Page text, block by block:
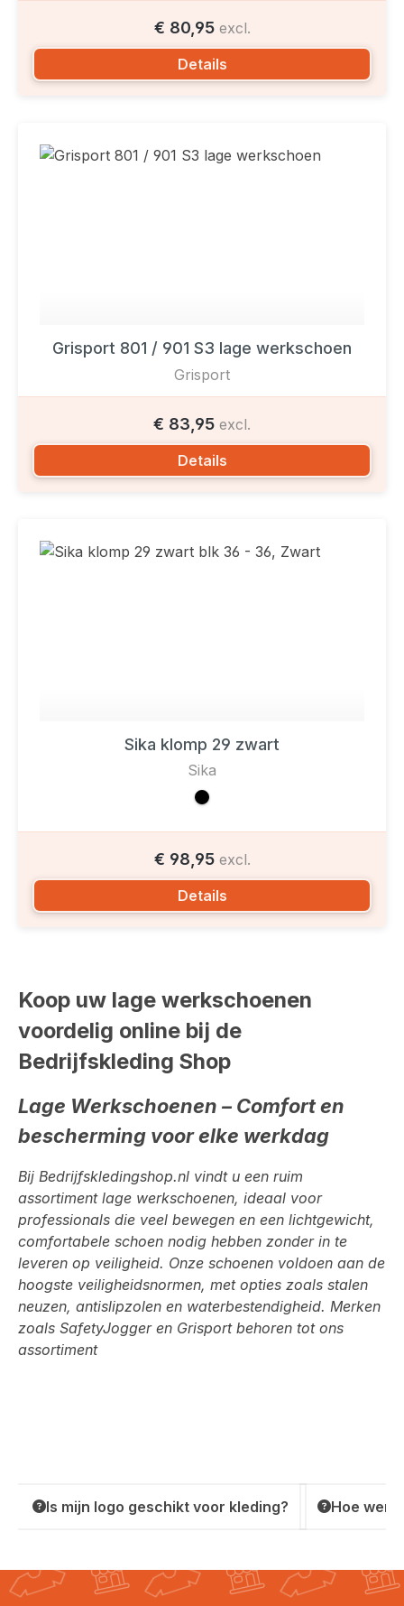
€ 80,95 excl.
Details
Grisport 801 / 901 S3 lage werkschoen
Grisport
€ 83,95 excl.
Details
Sika klomp 29 zwart
Sika
€ 98,95 excl.
Details
Koop uw lage werkschoenen
voordelig online bij de
Bedrijfskleding Shop
Lage Werkschoenen – Comfort en
bescherming voor elke werkdag
Bij Bedrijfskledingshop.nl vindt u een ruim
assortiment lage werkschoenen, ideaal voor
professionals die veel bewegen en een lichtgewicht,
comfortabele schoen nodig hebben zonder in te
leveren op veiligheid. Onze schoenen voldoen aan de
hoogste veiligheidsnormen, met opties zoals stalen
neuzen, antislipzolen en waterbestendigheid. Merken
zoals SafetyJogger en Grisport behoren tot ons
assortiment
Is mijn logo geschikt voor kleding? Hoe